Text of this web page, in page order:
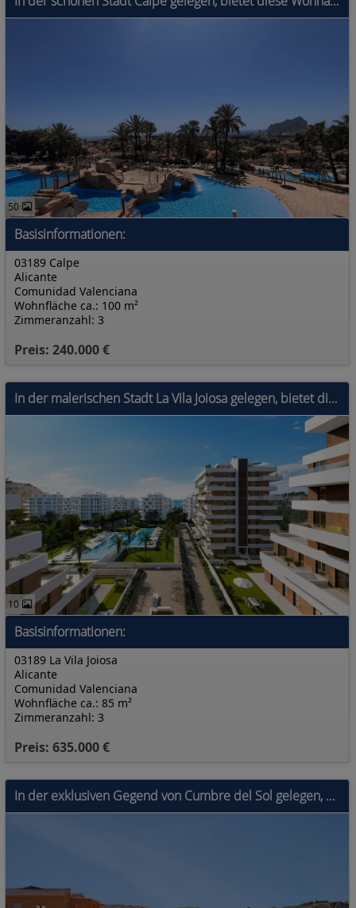
50
Basisinformationen:
03189 Calpe
Alicante
Comunidad Valenciana
Preis: 240.000 €
Wohnfläche ca.: 100 m²
Zimmeranzahl: 3
In der malerischen Stadt La Vila Joiosa gelegen, bietet diese Wohnanlage eine Vielzahl von Wohnungen, die darauf ausgelegt sind, die anspruchsvollste
10
Basisinformationen:
03189 La Vila Joiosa
Alicante
Comunidad Valenciana
Preis: 635.000 €
Wohnfläche ca.: 85 m²
Zimmeranzahl: 3
In der exklusiven Gegend von Cumbre del Sol gelegen, bietet diese Wohnanlage eine Auswahl von 11 Immobilien, darunter Apartments, Erdgeschosse und Pe